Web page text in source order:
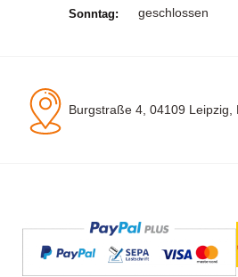
Sonntag: geschlossen
Burgstraße 4, 04109 Leipzig,